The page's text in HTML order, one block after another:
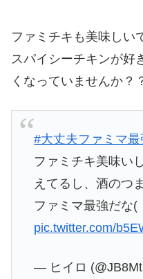
ファミチキも美味しい
スパイシーチキンが好
くなっていませんか？
#大丈夫ファミマ最
ファミチキ美味い
えてるし、酒のつ
ファミマ最強だな(
pic.twitter.com/
— ヒイロ